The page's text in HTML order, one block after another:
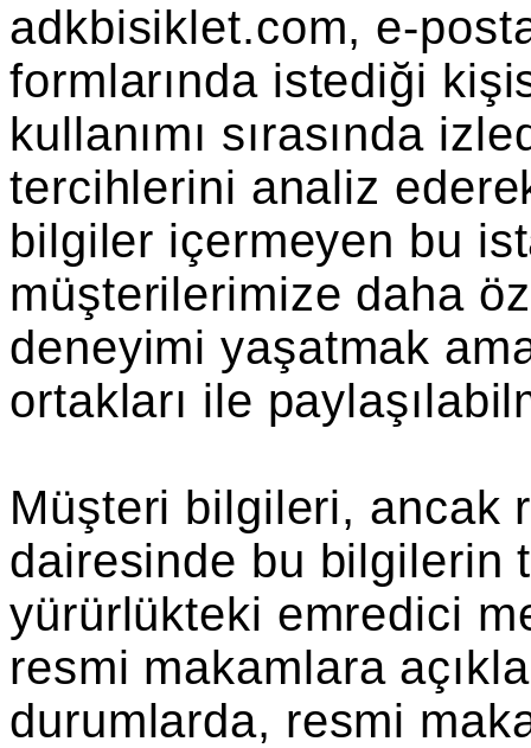
adkbisiklet.com, e-
formlarında istediği
kullanımı sırasında
tercihlerini analiz
bilgiler içermeyen bu
müşterilerimize daha
deneyimi yaşatmak
ortakları ile
Müşteri bilgileri, ancak
dairesinde bu bilgilerin
yürürlükteki emredici
resmi makamlara
durumlarda, resmi